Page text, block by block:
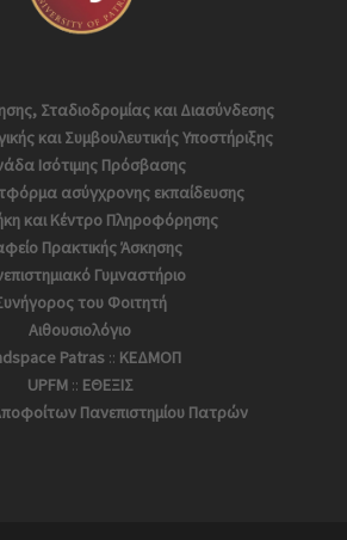
Σταδιοδρομίας και Διασύνδεσης
και Συμβουλευτικής Υποστήριξης
Ισότιμης Πρόσβασης
ασύγχρονης εκπαίδευσης
και Κέντρο Πληροφόρησης
Πρακτικής Άσκησης
Γυμναστήριο
του Φοιτητή
Αιθουσιολόγιο
Patras :: ΚΕΔΜΟΠ
UPFM:: ΕΘΕΞΙΣ
Πανεπιστημίου Πατρών